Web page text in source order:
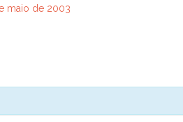
maio de 2003